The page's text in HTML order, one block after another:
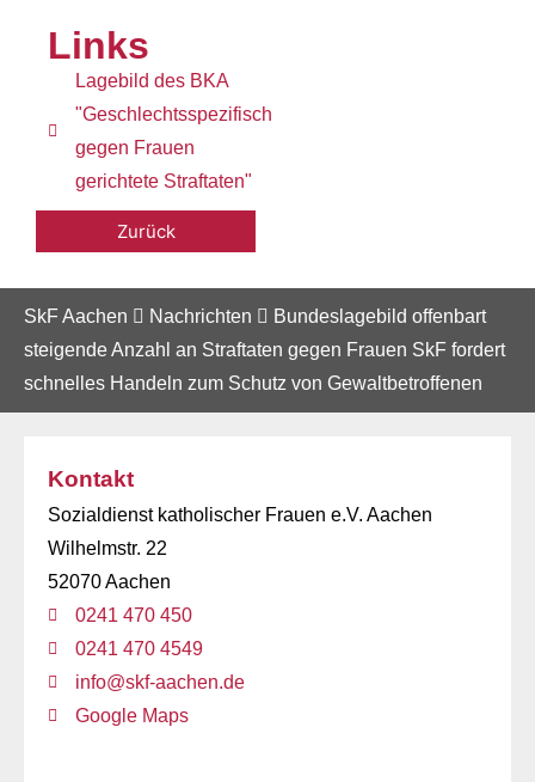
Links
Lagebild des BKA
"Geschlechtsspezifisch
gegen Frauen
gerichtete Straftaten"
Zurück
SkF Aachen Nachrichten
Bundeslagebild offenbart
steigende Anzahl an Straftaten gegen Frauen SkF fordert
schnelles Handeln zum Schutz von Gewaltbetroffenen
Kontakt
Sozialdienst katholischer Frauen e.V. Aachen
Wilhelmstr. 22
52070 Aachen
0241 470 450
0241 470 4549
info@skf-aachen.de
Google Maps